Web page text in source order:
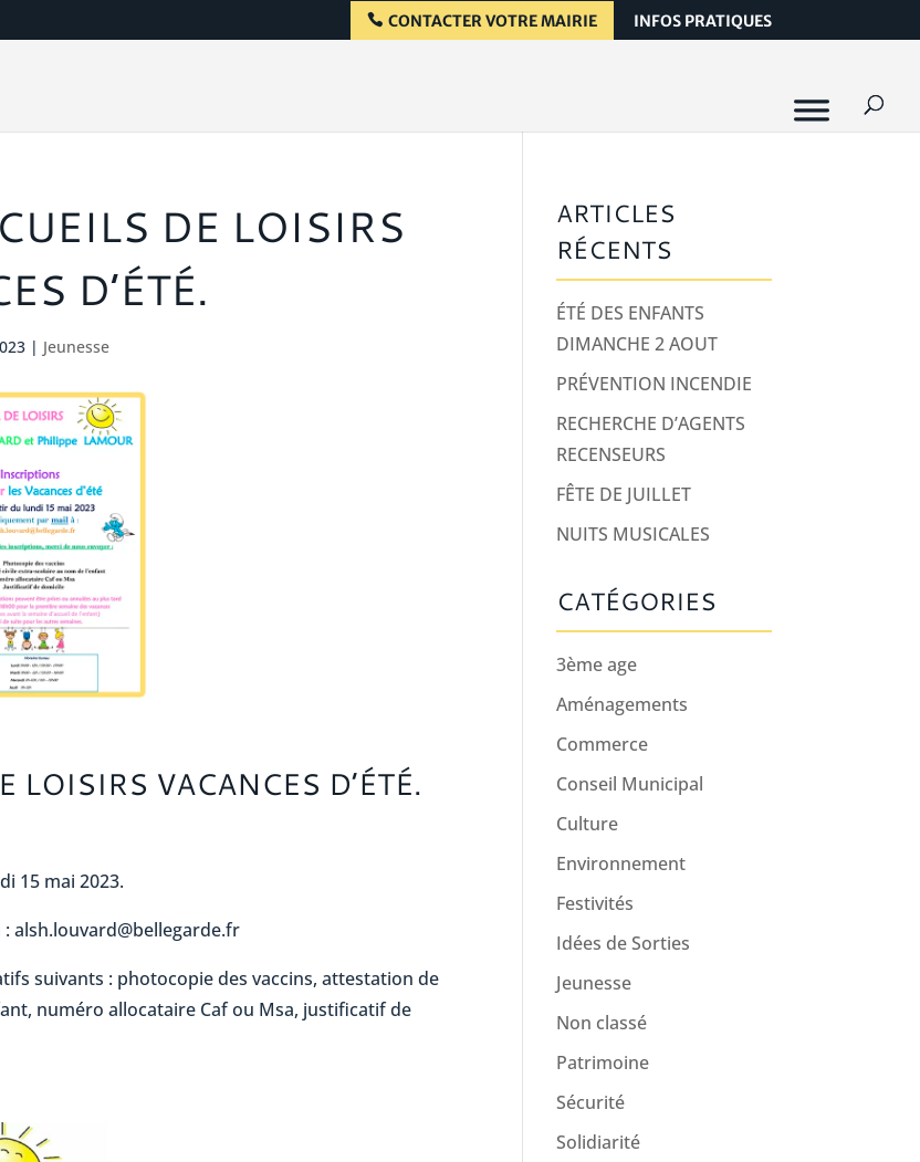
CONTACTER VOTRE MAIRIE INFOS PRATIQUES
DE LOISIRS
D’ÉTÉ.
| Jeunesse
VACANCES D’ÉTÉ.
15 mai 2023.
alsh.louvard@bellegarde.fr
suivants : photocopie des vaccins, attestation de
numéro allocataire Caf ou Msa, justificatif de
ARTICLES
RÉCENTS
ÉTÉ DES ENFANTS
DIMANCHE 2 AOUT
PRÉVENTION INCENDIE
RECHERCHE D’AGENTS
RECENSEURS
FÊTE DE JUILLET
NUITS MUSICALES
CATÉGORIES
3ème age
Aménagements
Commerce
Conseil Municipal
Culture
Environnement
Festivités
Idées de Sorties
Jeunesse
Non classé
Patrimoine
Sécurité
Solidiarité